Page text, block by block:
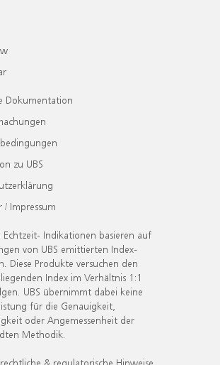
Dokumentation
zu UBS
/ Impressum
Echtzeit- Indikationen basieren auf
von UBS emittierten Index-
Diese Produkte versuchen den
Index im Verhältnis 1:1
UBS übernimmt dabei keine
für die Genauigkeit,
oder Angemessenheit der
Methodik.